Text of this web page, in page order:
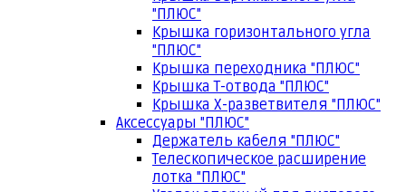
"ПЛЮС"
Крышка горизонтального угла
"ПЛЮС"
Крышка переходника "ПЛЮС"
Крышка Т-отвода "ПЛЮС"
Крышка Х-разветвителя "ПЛЮС"
Аксессуары "ПЛЮС"
Держатель кабеля "ПЛЮС"
Телескопическое расширение
лотка "ПЛЮС"